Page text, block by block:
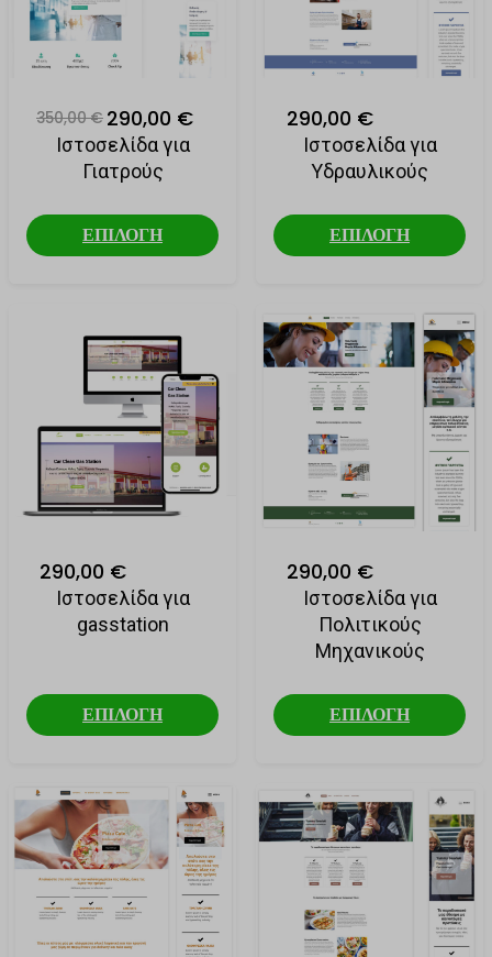
350,00 € 290,00 €
Ιστοσελίδα για
Γιατρούς
ΕΠΙΛΟΓΗ
290,00 €
Ιστοσελίδα για
Υδραυλικούς
ΕΠΙΛΟΓΗ
290,00 €
Ιστοσελίδα για
gasstation
ΕΠΙΛΟΓΗ
290,00 €
Ιστοσελίδα για
Πολιτικούς
Μηχανικούς
ΕΠΙΛΟΓΗ